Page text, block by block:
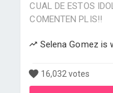
CUAL DE ESTOS
COMENTEN PLIS!!
Selena Gomez is
16,032 votes